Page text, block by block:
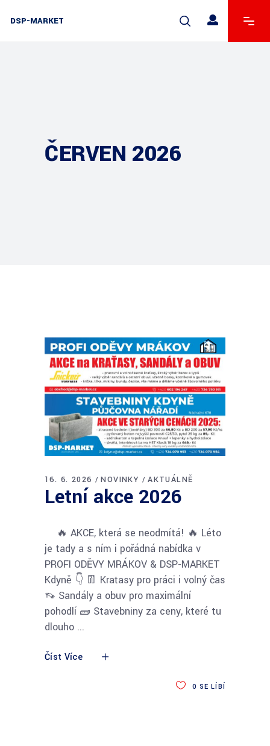
DSP-MARKET
ČERVEN 2026
16. 6. 2026 NOVINKY AKTUÁLNĚ
Letní akce 2026
🔥 AKCE, která se neodmítá! 🔥 Léto
je tady a s ním i pořádná nabídka v
PROFI ODĚVY MRÁKOV & DSP-MARKET
Kdyně 👇 👖 Kraťasy pro práci i volný čas
👡 Sandály a obuv pro maximální
pohodlí 🧱 Stavebniny za ceny, které tu
dlouho
Číst Více
0 SE LÍBÍ